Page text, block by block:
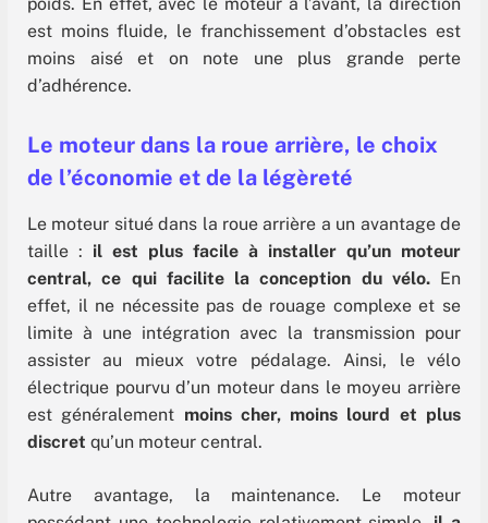
est moins fluide, le franchissement d’obstacles est
moins aisé et on note une plus grande perte
d’adhérence.
Le moteur dans la roue arrière, le choix
de l’économie et de la légèreté
Le moteur situé dans la roue arrière a un avantage de
taille : il est plus facile à installer qu’un moteur
central, ce qui facilite la conception du vélo. En
effet, il ne nécessite pas de rouage complexe et se
limite à une intégration avec la transmission pour
assister au mieux votre pédalage. Ainsi, le vélo
électrique pourvu d’un moteur dans le moyeu arrière
est généralement moins cher, moins lourd et plus
discret qu’un moteur central.
Autre avantage, la maintenance. Le moteur